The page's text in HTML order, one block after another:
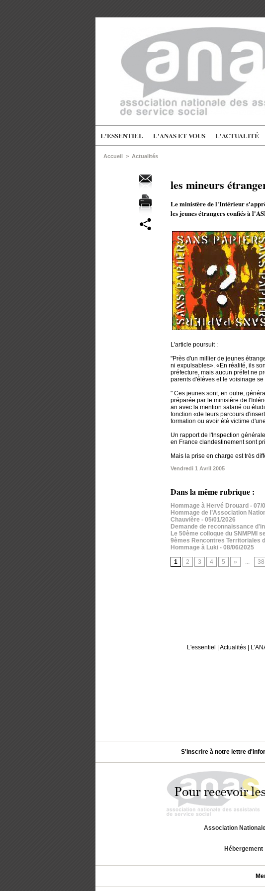
L'ESSENTIEL L'ANAS ET VOUS L'ACTUALITÉ
Accueil > Actualités
les mineurs
Le ministère de l'Intérieur
les jeunes étrangers confiés à
L'article poursuit :
"Près d'un millier de jeunes
ni expulsables». «En réalité, ils
préfecture, mais aucun préfet ne
parents d'élèves et le voisinage
" Ces jeunes sont, en outre,
préparée par le ministère de
an avec la mention salarié ou
fonction «de leurs parcours
formation ou avoir été victime
Un rapport de l'Inspection
en France clandestinement sont
Mais la prise en charge est très
Vendredi 1 Avril 2005
Dans la même rubrique :
Hommage à Hervé Drouard - 07/
Hommage de l’Association
Chauvière - 05/01/2026
Demande de reconnaissance
Le 50ème colloque du SNMPMI
9èmes Rencontres Territoriales
Hommage à Luki - 08/06/2025
1 2 3 4 5 » ... 38
L'essentiel
Actualités
S'inscrire à notre lettre
Association
Hébergement